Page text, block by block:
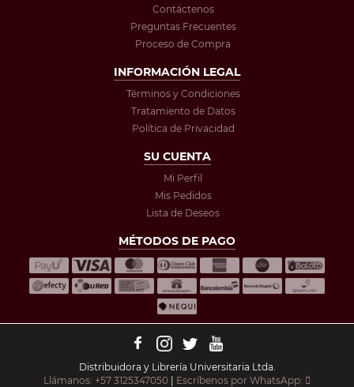
Contáctenos
Preguntas Frecuentes
Proceso de Compra
INFORMACIÓN LEGAL
Términos y Condiciones
Tratamiento de Datos
Política de Privacidad
SU CUENTA
Mi Perfil
Mis Pedidos
Lista de Deseos
MÉTODOS DE PAGO
Distribuidora y Librería Universitaria Ltda.
Llámanos: +57 3125347050
Escríbenos por WhatsApp: